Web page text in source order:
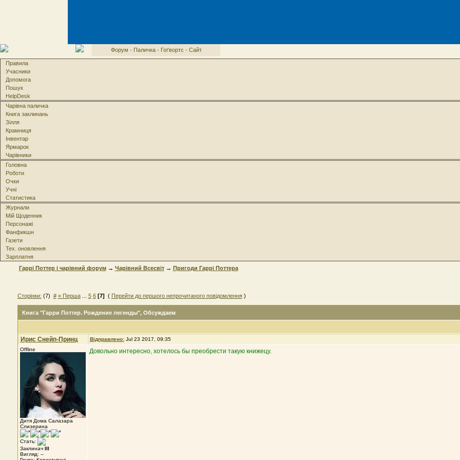
Форум · Паличка· Гоґвортс · Сайт
Правила
Учасники
Допомога
Пошук
HelpDesk
Чарівна паличка
Книга заклинань
Зілля
Крамниця
Інвентар
Ярмарок
Чарівники
Головна
Роботи
Очки
Учні
Статистика
Журнали
Мій Щоденник
Персонажі
Фанфикшн
Газети
Тех. оновлення
Зарплатня
Гаррі Поттер і чарівний форум→ Чарівний Всесвіт→ Пригоди Гаррі Поттера
Сторінки: (7) # « Перша... 5 6 [7] ( Перейти до першого непрочитаного повідомлення)
Книга "Гарри Поттер. Рождение легенды", Обсуждаем
Ирис Снейп-Принц Відправлено: Jul 23 2017, 09:35
Offline
Дитя Дома Салазара
Слизерина
Стать:
Заклинач III
Вигляд: --
Довольно интересно, хотелось бы преобрести такую книжецу.